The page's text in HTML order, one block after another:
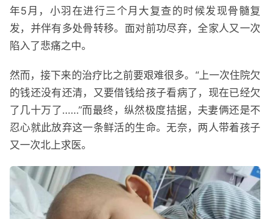
年5月，小羽在进行三个月大复查的时候发现骨髓复
发，并伴有多处骨转移。面对前功尽弃，全家人又一次
陷入了悲痛之中。
然而，接下来的治疗比之前要艰难很多。“上一次住院欠
的钱还没有还清，又要借钱给孩子看病了，现在已经欠
了几十万了……”而最终，纵然极度拮据，夫妻俩还是不
忍心就此放弃这一条鲜活的生命。无奈，两人带着孩子
又一次北上求医。